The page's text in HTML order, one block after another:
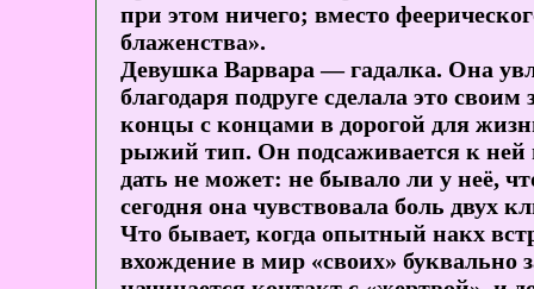
при этом ничего; вместо
блаженства».
Девушка Варвара — гадалка. Она
благодаря подруге сделала это
концы с концами в дорогой для
рыжий тип. Он подсаживается к ней
дать не может: не бывало ли у неё,
сегодня она чувствовала боль двух
Что бывает, когда опытный накх
вхождение в мир «своих» буквально